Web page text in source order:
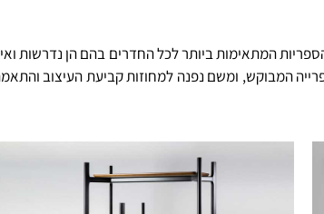
המתאימות ביותר לכל החדרים בהם הן נדרשות
המבוקש, ומשם נפנה למחוזות קביעת העיצוב